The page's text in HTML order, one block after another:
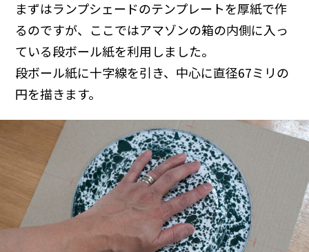
まずはランプシェードのテンプレートを厚紙で作
るのですが、ここではアマゾンの箱の内側に入っ
ている段ボール紙を利用しました。
段ボール紙に十字線を引き、中心に直径67ミリの
円を描きます。